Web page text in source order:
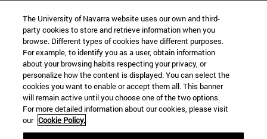
The University of Navarra website uses our own and third-
party cookies to store and retrieve information when you
browse. Different types of cookies have different purposes.
For example, to identify you as a user, obtain information
about your browsing habits respecting your privacy, or
personalize how the content is displayed. You can select the
cookies you want to enable or accept them all. This banner
will remain active until you choose one of the two options.
For more detailed information about our cookies, please visit
our Cookie Policy.